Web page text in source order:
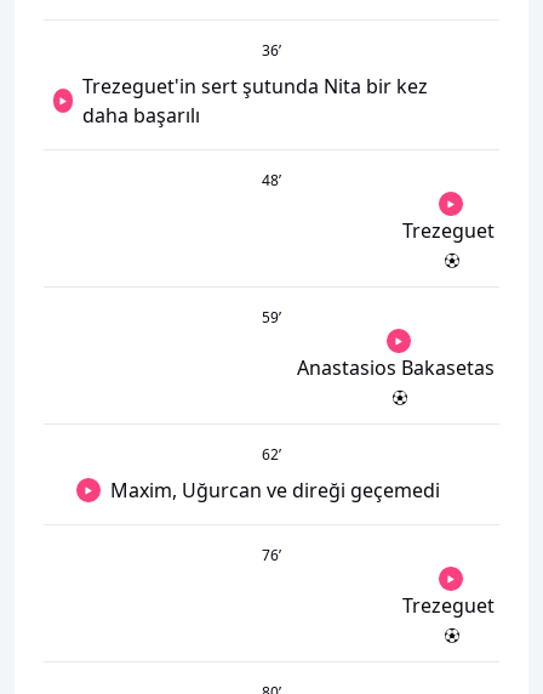
36’
Trezeguet'in sert şutunda Nita bir kez
daha başarılı
48’
Trezeguet
59’
Anastasios Bakasetas
62’
Maxim, Uğurcan ve direği geçemedi
76’
Trezeguet